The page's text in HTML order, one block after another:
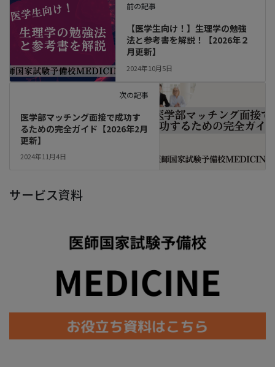
前の記事
【医学生向け！】生理学の勉強
法と参考書を解説！【2026年２
月更新】
2024年10月5日
次の記事
医学部マッチング面接で成功す
るための完全ガイド【2026年2月
更新】
2024年11月4日
サービス資料